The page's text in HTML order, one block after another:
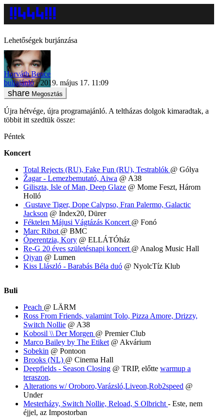
Lehetőségek burjánzása
Horváth Bence
buliajánló
2019. május 17. 11:09
Megosztás
Újra hétvége, újra programajánló. A teltházas dolgok kimaradtak, a
többit itt szedtük össze:
Péntek
Koncert
Total Rejects (RU), Fake Fun (RU), Testrablók @ Gólya
Žagar - Lemezbemutató, Aiwa @ A38
Giliszta, Isle of Man, Deep Glaze @ Mome Feszt, Három
Holló
Gustave Tiger, Dope Calypso, Fran Palermo, Galactic
Jackson @ Index20, Dürer
Féktelen Májusi Vágtázás Koncert @ Fonó
Marc Ribot @ BMC
Óperentzia, Kory @ ELLÁTÓház
Re-G 20 éves születésnapi koncert @ Analog Music Hall
Qiyan @ Lumen
Kiss Llászló - Barabás Béla duó @ NyolcTíz Klub
Buli
Peach @ LÄRM
Ross From Friends, valamint Tolo, Pizza Amore, Drizzy,
Switch Nollie @ A38
Kobosil \\ Der Morgen @ Premier Club
Marco Bailey by The Etiket @ Akvárium
Sobekin @ Pontoon
Brooks (NL) @ Cinema Hall
Deepfields - Season Closing @ TRIP, előtte warmup a
teraszon.
Alterations w/ Oroboro,Varázsló,Liveon,Rob2speed @
Under
Mesterházy, Switch Nollie, Reload, S Olbricht - Este, nem
éjjel, az Impostorban